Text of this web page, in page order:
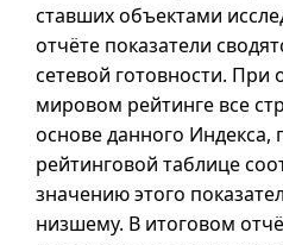
ставших объектами
отчёте показатели
сетевой готовности. При
мировом рейтинге все
основе данного Индекса,
рейтинговой таблице
значению этого
низшему. В итоговом